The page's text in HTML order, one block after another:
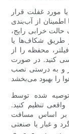
مورد غفلت قرار
از آب‌بندی
خرابی رایج،
طریق شکاف‌ها یا
محفظه را از
کنید. در صورت
و به درستی نصب
توصیه شده توسط
واقعی تنظیم کنید.
بر اساس مسافت
و غبار یا صنعتی